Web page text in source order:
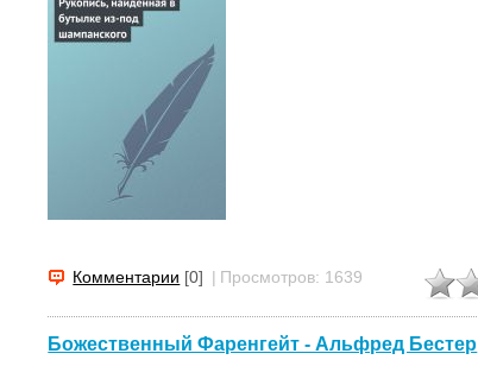
Комментарии [0] | Просмотров: 1639
Божественный Фаренгейт - Альфред Бестер